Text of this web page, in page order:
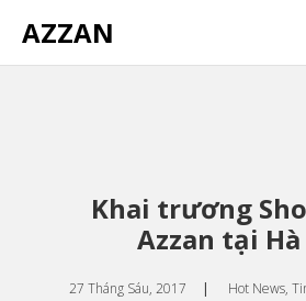
AZZAN
Khai trương
Azzan tại
27 Tháng Sáu, 2017 | Hot News,